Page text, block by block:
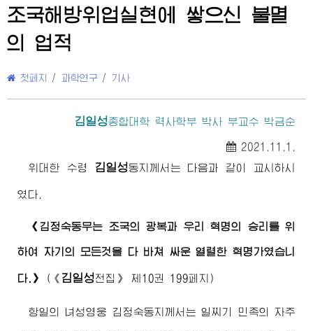
조국해방위업실현에 쌓으신 불멸
의 업적
첫페지 / 과학연구 / 기사
김일성종합대학 력사학부 박사 부교수 박금순
2021.11.1.
위대한
수령 김일성동지 께서는 다음과 같이 교시하시
였다.
《 김정숙동무는 조국의 광복과 우리 혁명의 승리를 위
하여 자기의 모든것을 다 바쳐 싸운 열렬한 혁명가였습니
다.》 ( 《 김일성전집》 제10권 199페지)
항일의 녀성영웅 김정숙동지 께서는 일찌기 민족의 자주